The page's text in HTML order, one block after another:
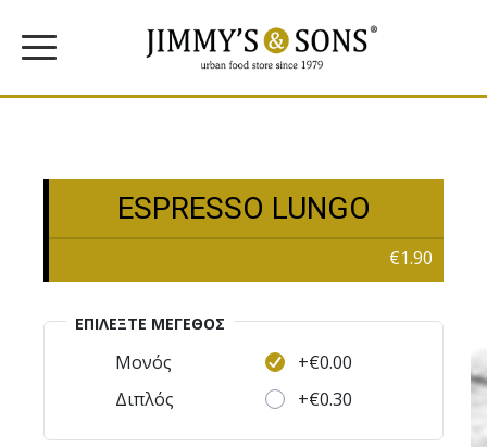
ESPRESSO LUNGO
€1.90
ΕΠΙΛΈΞΤΕ MΈΓΕΘΟΣ
Μονός
+€0.00
Διπλός
+€0.30